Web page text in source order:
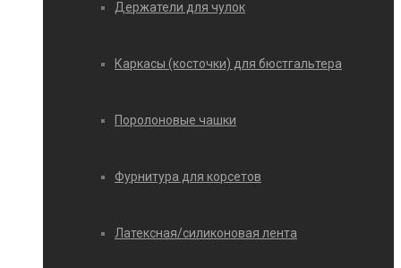
Держатели для чулок
Каркасы (косточки) для бюстгальтера
Поролоновые чашки
Фурнитура для корсетов
Латексная/силиконовая лента